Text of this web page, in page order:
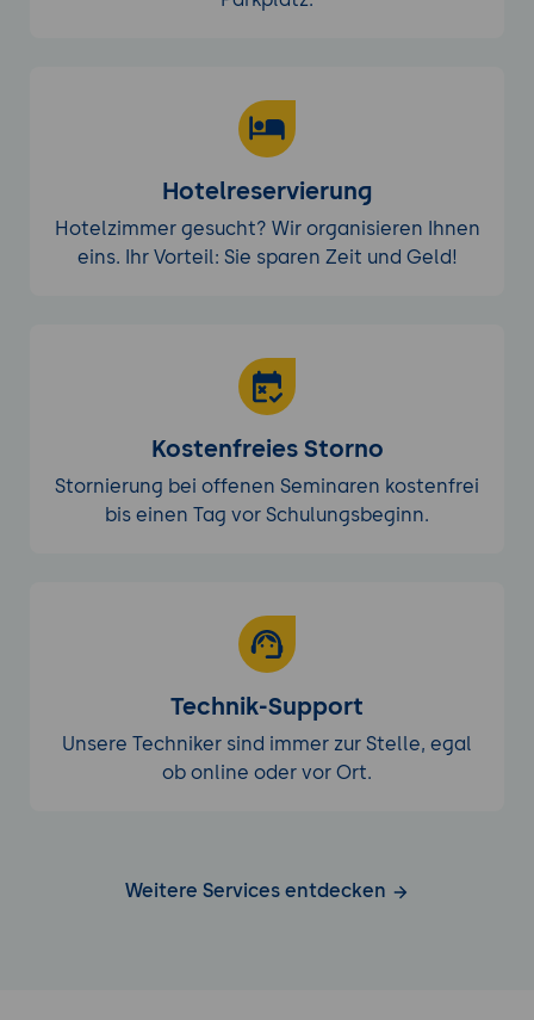
Hotelreservierung
Hotelzimmer gesucht? Wir organisieren Ihnen
eins. Ihr Vorteil: Sie sparen Zeit und Geld!
Kostenfreies Storno
Stornierung bei offenen Seminaren kostenfrei
bis einen Tag vor Schulungsbeginn.
Technik-Support
Unsere Techniker sind immer zur Stelle, egal
ob online oder vor Ort.
Weitere Services entdecken